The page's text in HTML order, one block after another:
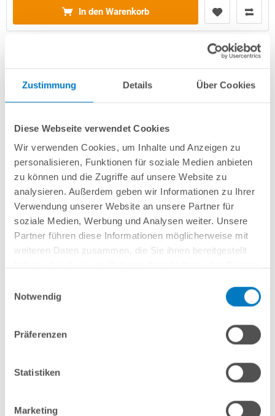
Zustimmung Details Über Cookies
Diese Webseite verwendet Cookies
Wir verwenden Cookies, um Inhalte und Anzeigen zu
personalisieren, Funktionen für soziale Medien anbieten
zu können und die Zugriffe auf unsere Website zu
analysieren. Außerdem geben wir Informationen zu Ihrer
Verwendung unserer Website an unsere Partner für
soziale Medien, Werbung und Analysen weiter. Unsere
Partner führen diese Informationen möglicherweise mit
weiteren Daten zusammen, die Sie ihnen bereitgestellt
Notwendig
Präferenzen
Statistiken
Marketing
In den Warenkorb
Rundpool Alu PS SQ 5,00 x 1,50 m | Alu-Handlauf | 0,9
mm 4D-grün PROFI-Set | Teil- / Kompletteinbau
Kurzbeschreibung
3.899,00 € *
UVP: 5.799,00 € *
Versandkostenfreie Lieferung!